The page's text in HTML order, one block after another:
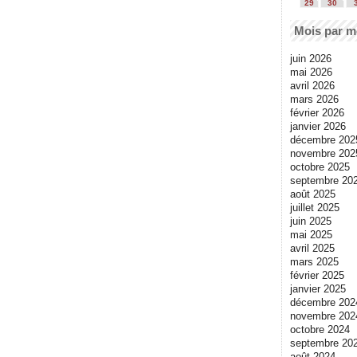
29 30
Mois par
juin 2026
mai 2026
avril 2026
mars 2026
février 2026
janvier 2026
décembre
novembre
octobre 2025
septembre
août 2025
juillet 2025
juin 2025
mai 2025
avril 2025
mars 2025
février 2025
janvier 2025
décembre
novembre
octobre 2024
septembre